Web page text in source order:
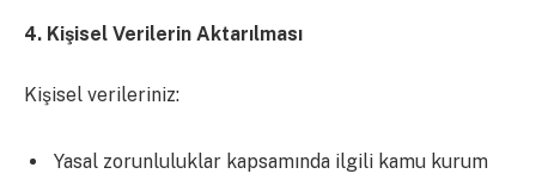
4. Kişisel Verilerin Aktarılması
Kişisel verileriniz:
Yasal zorunluluklar kapsamında ilgili kamu kurum